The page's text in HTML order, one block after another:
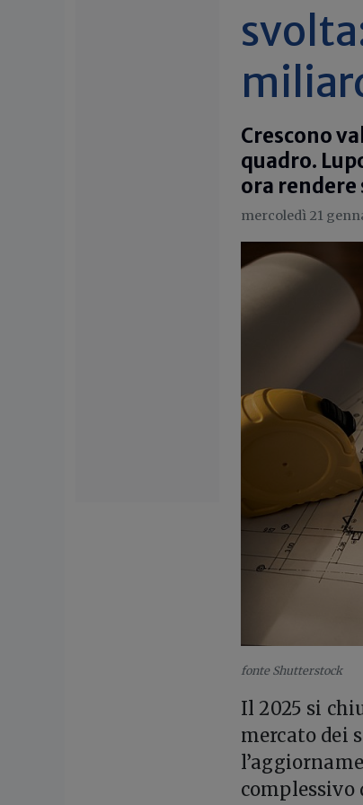
Crescono
quadro.
ora
mercoledì 21
fonte Shutterstock
Il 2025 si
mercato dei
complessivo